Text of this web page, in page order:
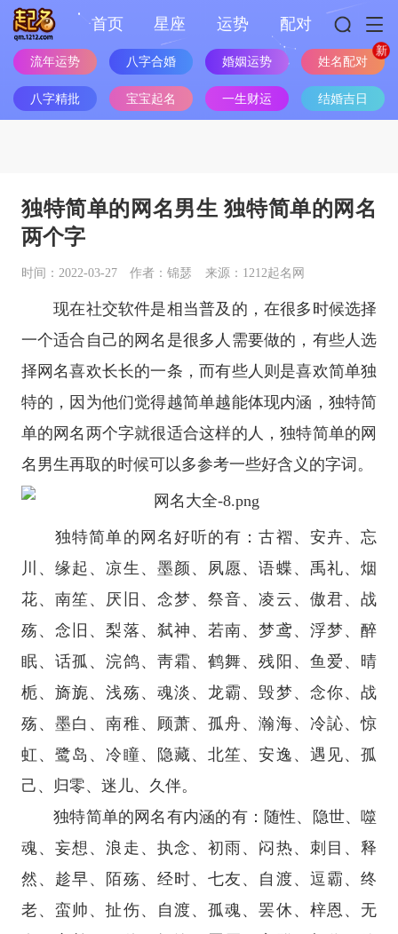
首页 星座 运势 配对
流年运势 八字合婚 婚姻运势 姓名配对
八字精批 宝宝起名 一生财运 结婚吉日
独特简单的网名男生 独特简单的网名
两个字
时间：2022-03-27 作者：锦瑟 来源：1212起名网
现在社交软件是相当普及的，在很多时候选择
一个适合自己的网名是很多人需要做的，有些人选
择网名喜欢长长的一条，而有些人则是喜欢简单独
特的，因为他们觉得越简单越能体现内涵，独特简
单的网名两个字就很适合这样的人，独特简单的网
名男生再取的时候可以多参考一些好含义的字词。
独特简单的网名好听的有：古褶、安卉、忘
川、缘起、凉生、墨颜、夙愿、语蝶、禹礼、烟
花、南笙、厌旧、念梦、祭音、凌云、傲君、战
殇、念旧、梨落、弑神、若南、梦鸢、浮梦、醉
眠、话孤、浣鸽、靑霜、鹤舞、残阳、鱼爱、晴
栀、旖旎、浅殇、魂淡、龙霸、毁梦、念你、战
殇、墨白、南稚、顾萧、孤舟、瀚海、冷訫、惊
虹、鹭岛、冷瞳、隐藏、北笙、安逸、遇见、孤
己、归零、迷儿、久伴。
独特简单的网名有内涵的有：随性、隐世、噬
魂、妄想、浪走、执念、初雨、闷热、刺目、释
然、趁早、陌殇、经时、七友、自渡、逗霸、终
老、蛮帅、扯伤、自渡、孤魂、罢休、梓恩、无